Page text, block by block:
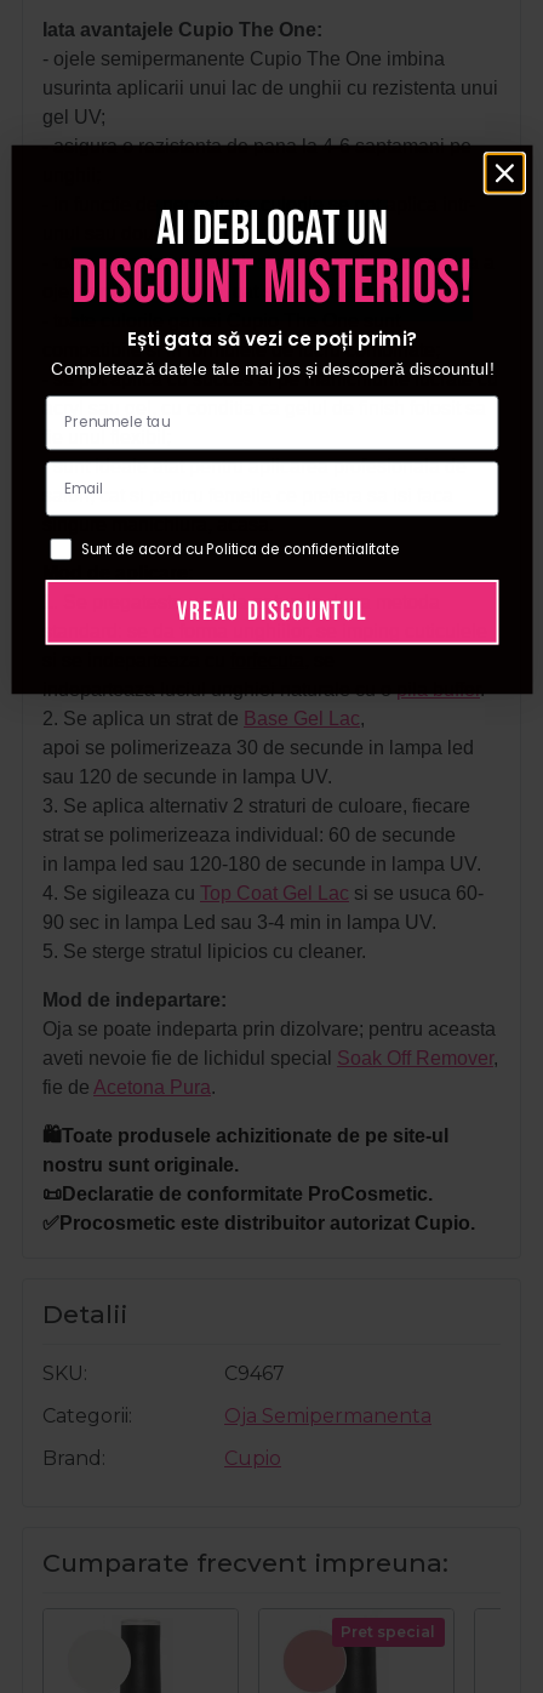
Iata avantajele Cupio The One:
- ojele semipermanente Cupio The One imbina
usurinta aplicarii unui lac de unghii cu rezistenta unui
gel UV;
- asigura o rezistenta de pana la 4-6 saptamani pe
- in functie de necesitate, culorile se pot aplica intr-
unul sau doua straturi;
- toate culorile se pot folosi atat la aplicarea clasica a
ojei semipermanente, cat si la aplicarea cu apex.
compatibile si in formulele de lucru combinate;
- se pot aplica cu succes si pe manichiurile lucrate cu
- sunt ideale atat pentru aplicarea profesionala de
salon, cat si pentru femeile ce prefera sa isi faca
1. Se pregateste unghia naturala dupa metoda
indeparteaza luciul unghiei naturale cu opila buffer.
2. Se aplica un strat de Base Gel Lac,
apoi se polimerizeaza 30 de secunde in lampa led
sau 120 de secunde in lampa UV.
3. Se aplica alternativ 2 straturi de culoare, fiecare
strat se polimerizeaza individual: 60 de secunde
in lampa led sau 120-180 de secunde in lampa UV.
4. Se sigileaza cu Top Coat Gel Lac si se usuca 60-
90 sec in lampa Led sau 3-4 min in lampa UV.
5. Se sterge stratul lipicios cu cleaner.
Mod de indepartare:
Oja se poate indeparta prin dizolvare; pentru aceasta
aveti nevoie fie de lichidul special Soak Off Remover,
fie de Acetona Pura.
🛍️Toate produsele achizitionate de pe site-ul
nostru sunt originale.
📜Declaratie de conformitate ProCosmetic.
✅Procosmetic este distribuitor autorizat Cupio.
Detalii
SKU
C9467
Categorii
Oja Semipermanenta
Brand
Cupio
Cumparate frecvent impreuna:
Pret special
Ai deblocat un
discount misterios!
Ești gata să vezi ce poți primi?
Completează datele tale mai jos și descoperă discountul!
Sunt de acord cu Politica de confidentialitate
VREAU DISCOUNTUL